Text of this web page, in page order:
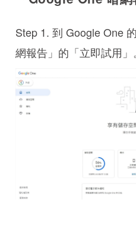
Step 1. 到 Google One
網報告」的「立即試用」。